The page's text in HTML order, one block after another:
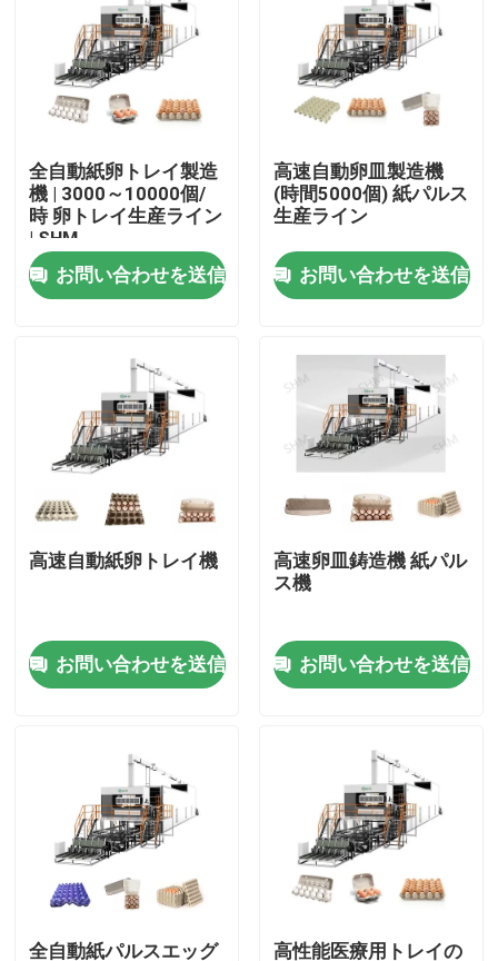
企業情報
会社案内
お問い合わせ
形成されたパルプ機械
形成テーブルウェア機械をパルプにしなさい
バガスのパルプの成形機
全自動紙卵トレイ製造
機 | 3000～10000個/
時 卵トレイ生産ライン
| SHM
お問い合わせを送信
高速自動卵皿製造機
(時間5000個) 紙パルス
生産ライン
お問い合わせを送信
高速自動紙卵トレイ機
お問い合わせを送信
高速卵皿鋳造機 紙パル
ス機
お問い合わせを送信
全自動紙パルスエッグ 高性能医療用トレイの